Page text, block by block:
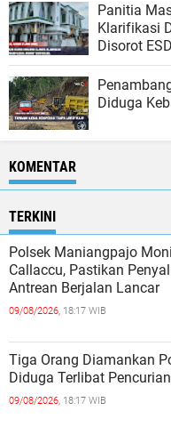
Panitia
Klarifikasi
Disorot
Diduga
KOMENTAR
TERKINI
Polsek Maniangpajo
Callaccu, Pastikan
Antrean Berjalan Lancar
09/08/2026, 18:17 WIB
Tiga Orang Diamankan
Diduga Terlibat
09/08/2026, 18:17 WIB